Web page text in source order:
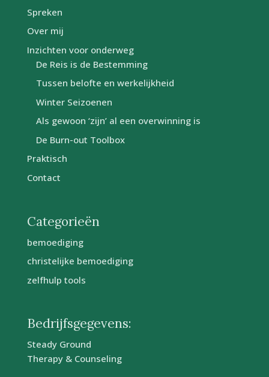
Spreken
Over mij
Inzichten voor onderweg
De Reis is de Bestemming
Tussen belofte en werkelijkheid
Winter Seizoenen
Als gewoon ‘zijn’ al een overwinning is
De Burn-out Toolbox
Praktisch
Contact
Categorieën
bemoediging
christelijke bemoediging
zelfhulp tools
Bedrijfsgegevens:
Steady Ground
Therapy & Counseling